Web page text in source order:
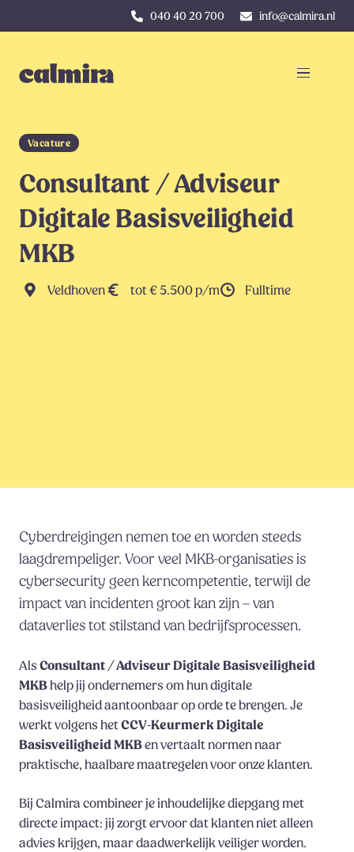
040 40 20 700 info@calmira.nl
Vacature
Consultant / Adviseur
Digitale Basisveiligheid
MKB
Veldhoven tot € 5.500 p/m Fulltime
Cyberdreigingen nemen toe en worden steeds
laagdrempeliger. Voor veel MKB-organisaties is
cybersecurity geen kerncompetentie, terwijl de
impact van incidenten groot kan zijn – van
dataverlies tot stilstand van bedrijfsprocessen.
AlsConsultant / Adviseur Digitale Basisveiligheid
MKBhelp jij ondernemers om hun digitale
basisveiligheid aantoonbaar op orde te brengen. Je
werkt volgens hetCCV-Keurmerk Digitale
Basisveiligheid MKBen vertaalt normen naar
praktische, haalbare maatregelen voor onze klanten.
Bij Calmira combineer je inhoudelijke diepgang met
directe impact: jij zorgt ervoor dat klanten niet alleen
advies krijgen, maar daadwerkelijk veiliger worden.